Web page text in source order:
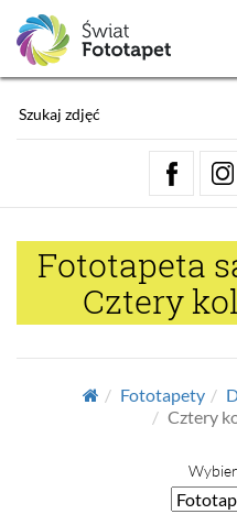
Fototapeta
Cztery
Fototapety
Cztery